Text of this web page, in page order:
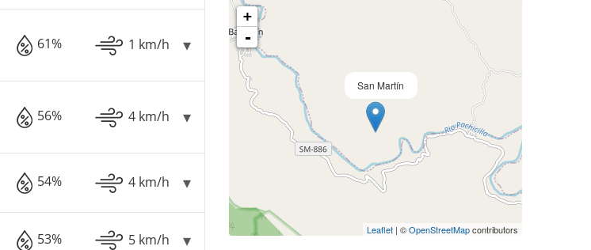
61% 1 km/h
56% 4 km/h
54% 4 km/h
53% 5 km/h
San Martín
+
-
Leaflet | ©OpenStreetMapcontributors